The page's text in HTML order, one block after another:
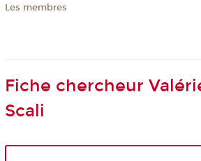
Les membres
Fiche chercheur
Scali